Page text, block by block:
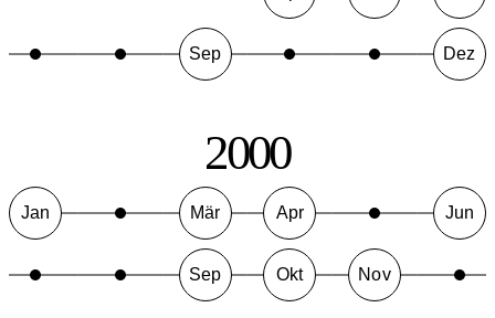
Sep Dez
2000
Jan Mär Apr Jun
Sep Okt Nov